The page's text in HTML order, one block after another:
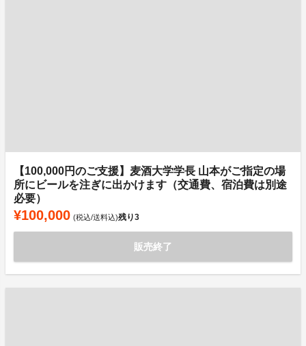
【100,000円のご支援】麦酒大学学長 山本がご指定の場
所にビールを注ぎに出かけます（交通費、宿泊費は別途
必要）
¥100,000 (税込/送料込)残り3
販売終了